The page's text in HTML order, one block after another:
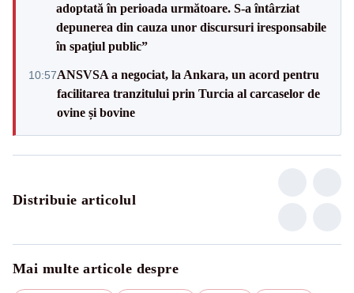
adoptată în perioada următoare. S-a întârziat
depunerea din cauza unor discursuri iresponsabile
în spaţiul public”
10:57ANSVSA a negociat, la Ankara, un acord pentru
facilitarea tranzitului prin Turcia al carcaselor de
ovine și bovine
Distribuie articolul
Mai multe articole despre